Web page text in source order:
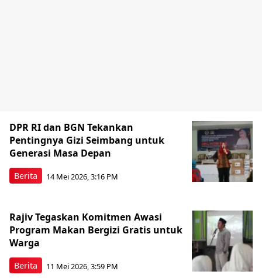
Berita
DPR RI dan BGN Tekankan
Pentingnya Gizi Seimbang untuk
Generasi Masa Depan
14 Mei 2026, 3:16 PM
Berita
Rajiv Tegaskan Komitmen Awasi
Program Makan Bergizi Gratis untuk
Warga
11 Mei 2026, 3:59 PM